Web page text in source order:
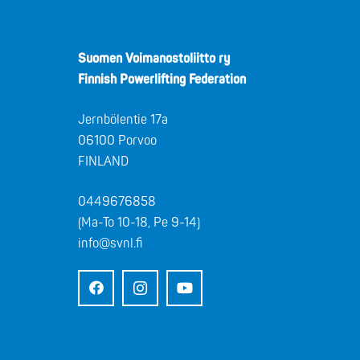
Suomen Voimanostoliitto ry
Finnish Powerlifting Federation
Jernbölentie 17a
06100 Porvoo
FINLAND
0449676858
(Ma-To 10-18, Pe 9-14)
info@svnl.fi